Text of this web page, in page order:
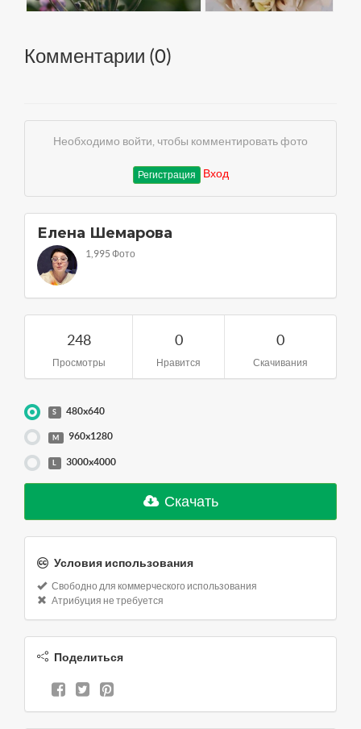
Комментарии (0)
Необходимо войти, чтобы комментировать фото
Регистрация Вход
Елена Шемарова
1,995 Фото
248
Просмотры
0
Нравится
0
Скачивания
S 480x640
M 960x1280
3000x4000
Скачать
Условия использования
Свободно для коммерческого использования
Атрибуция не требуется
Поделиться